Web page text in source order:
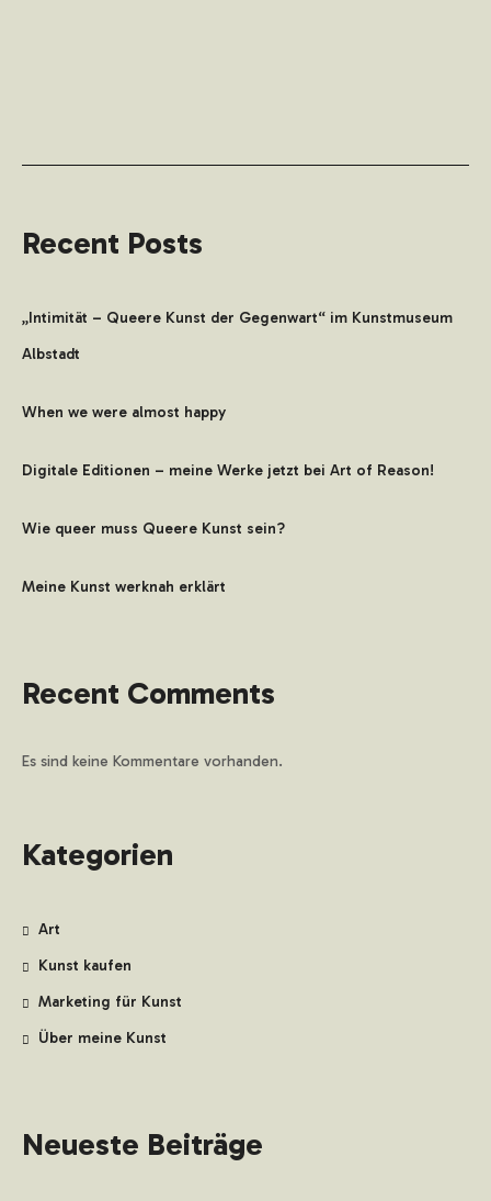
Recent Posts
„Intimität – Queere Kunst der Gegenwart“ im Kunstmuseum
Albstadt
When we were almost happy
Digitale Editionen – meine Werke jetzt bei Art of Reason!
Wie queer muss Queere Kunst sein?
Meine Kunst werknah erklärt
Recent Comments
Es sind keine Kommentare vorhanden.
Kategorien
Art
Kunst kaufen
Marketing für Kunst
Über meine Kunst
Neueste Beiträge